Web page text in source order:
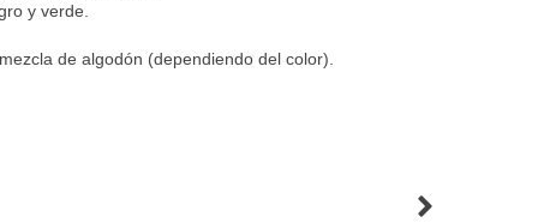
y verde.
de algodón (dependiendo del color).